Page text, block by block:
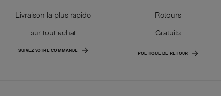
Livraison la plus rapide
sur tout achat
SUIVEZ VOTRE COMMANDE
Retours
Gratuits
POLITIQUE DE RETOUR